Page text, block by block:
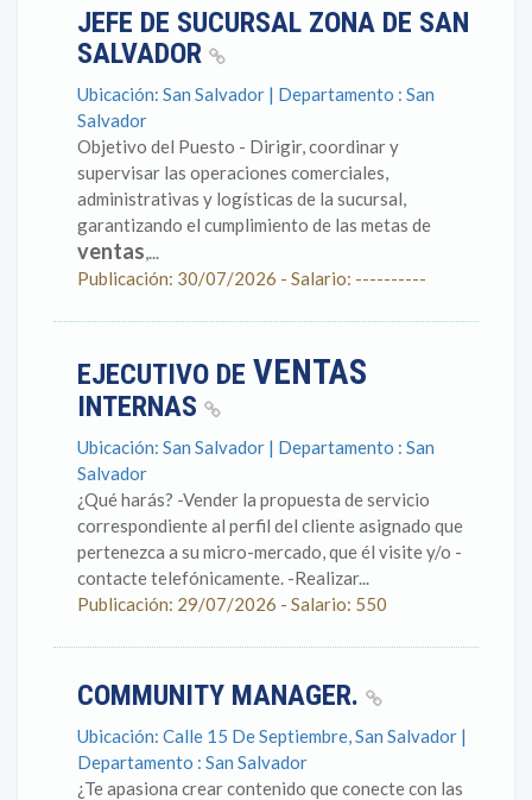
JEFE DE SUCURSAL ZONA DE SAN
SALVADOR
Ubicación: San Salvador | Departamento : San
Salvador
Objetivo del Puesto - Dirigir, coordinar y
supervisar las operaciones comerciales,
administrativas y logísticas de la sucursal,
garantizando el cumplimiento de las metas de
ventas,...
Publicación: 30/07/2026 - Salario: ----------
EJECUTIVO DE VENTAS
INTERNAS
Ubicación: San Salvador | Departamento : San
Salvador
¿Qué harás? -Vender la propuesta de servicio
correspondiente al perfil del cliente asignado que
pertenezca a su micro-mercado, que él visite y/o -
contacte telefónicamente. -Realizar...
Publicación: 29/07/2026 - Salario: 550
COMMUNITY MANAGER.
Ubicación: Calle 15 De Septiembre, San Salvador |
Departamento : San Salvador
¿Te apasiona crear contenido que conecte con las